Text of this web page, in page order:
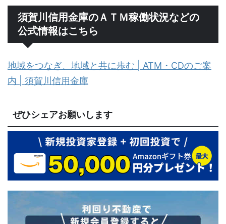
須賀川信用金庫のＡＴＭ稼働状況などの
公式情報はこちら
地域をつなぎ、地域と共に歩む | ATM・CDのご案
内 | 須賀川信用金庫
ぜひシェアお願いします